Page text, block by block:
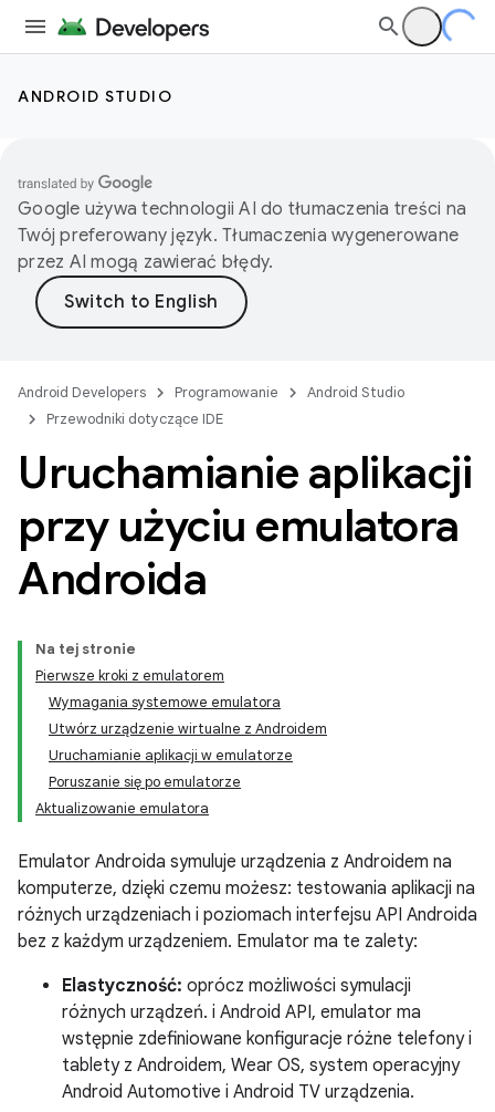
ANDROID STUDIO
Google używa technologii AI do tłumaczenia treści na
Twój preferowany język. Tłumaczenia wygenerowane
przez AI mogą zawierać błędy.
Android Developers Programowanie
Android Studio
Przewodniki dotyczące IDE
Uruchamianie aplikacji
przy użyciu emulatora
Androida
Na tej stronie
Pierwsze kroki z emulatorem
Wymagania systemowe emulatora
Utwórz urządzenie wirtualne z Androidem
Uruchamianie aplikacji w emulatorze
Poruszanie się po emulatorze
Aktualizowanie emulatora
Emulator Androida symuluje urządzenia z Androidem na
komputerze, dzięki czemu możesz: testowania aplikacji na
różnych urządzeniach i poziomach interfejsu API Androida
bez z każdym urządzeniem. Emulator ma te zalety:
Elastyczność: oprócz możliwości symulacji
różnych urządzeń. i Android API, emulator ma
wstępnie zdefiniowane konfiguracje różne telefony i
tablety z Androidem, Wear OS, system operacyjny
Android Automotive i Android TV urządzenia.